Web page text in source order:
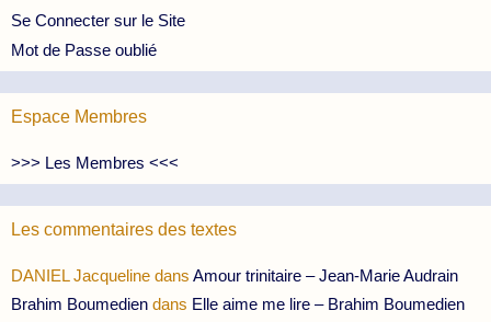
Se Connecter sur le Site
Mot de Passe oublié
Espace Membres
>>> Les Membres <<<
Les commentaires des textes
DANIEL Jacqueline dans Amour trinitaire – Jean-Marie Audrain
Brahim Boumedien dans Elle aime me lire – Brahim Boumedien